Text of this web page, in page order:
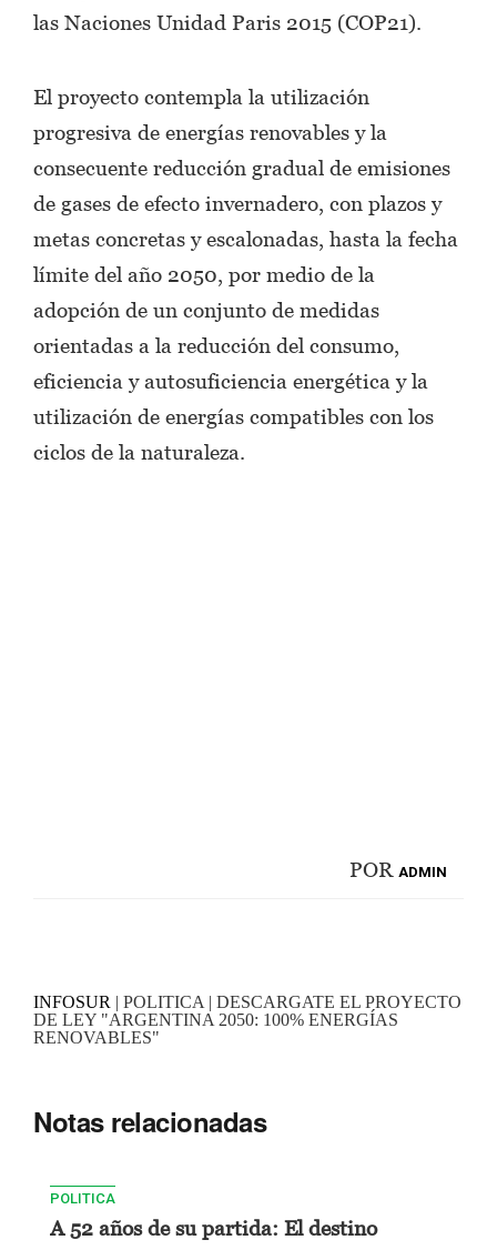
las Naciones Unidad Paris 2015 (COP21).
El proyecto contempla la utilización
progresiva de energías renovables y la
consecuente reducción gradual de emisiones
de gases de efecto invernadero, con plazos y
metas concretas y escalonadas, hasta la fecha
límite del año 2050, por medio de la
adopción de un conjunto de medidas
orientadas a la reducción del consumo,
eficiencia y autosuficiencia energética y la
utilización de energías compatibles con los
ciclos de la naturaleza.
POR ADMIN
INFOSUR | POLITICA | DESCARGATE EL PROYECTO
DE LEY "ARGENTINA 2050: 100% ENERGÍAS
RENOVABLES"
Notas relacionadas
POLITICA
A 52 años de su partida: El destino